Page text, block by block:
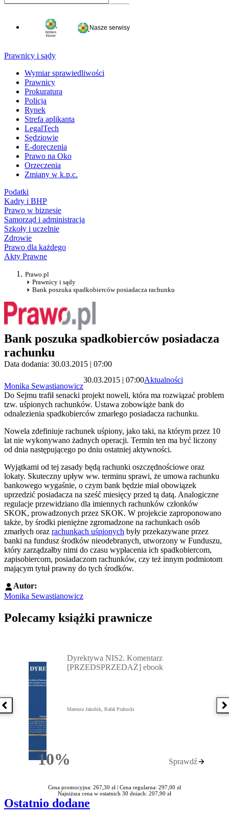
Nasze serwisy
Prawnicy i sądy
Wymiar sprawiedliwości
Prawnicy
Prokuratura
Policja
Rynek
Strefa aplikanta
LegalTech
Sędziowie
E-doręczenia
Prawo na Oko
Orzeczenia
Zmiany w k.p.c.
Podatki
Kadry i BHP
Prawo w biznesie
Samorząd i administracja
Szkoły i uczelnie
Zdrowie
Prawo dla każdego
Akty Prawne
Prawo.pl
Prawnicy i sądy
Bank poszuka spadkobierców posiadacza rachunku
Bank poszuka spadkobierców posiadacza
rachunku
Data dodania: 30.03.2015 | 07:00
Monika Sewastianowicz
30.03.2015 | 07:00Aktualności
Do Sejmu trafił senacki projekt noweli, która ma rozwiązać problem
tzw. uśpionych rachunków. Ustawa zobowiąże bank do
odnalezienia spadkobierców zmarłego posiadacza rachunku.
Nowela zdefiniuje rachunek uśpiony, jako taki, na którym przez 10
lat nie wykonywano żadnych operacji. Termin ten ma być liczony
od dnia następującego po dniu ostatniej aktywności.
Wyjątkami od tej zasady będą rachunki oszczędnościowe oraz
lokaty. Skuteczny upływ ww. terminu sprawi, że umowa rachunku
bankowego wygaśnie, o czym bank będzie miał obowiązek
uprzedzić posiadacza na sześć miesięcy przed tą datą. Analogiczne
regulacje przewidziano dla imiennych rachunków członków
SKOK, prowadzonych przez SKOK. W projekcie zaproponowano
także, by środki pieniężne zgromadzone na rachunkach osób
zmarłych oraz rachunkach uśpionych były przekazywane przez
banki na fundusz środków nieodebranych, utworzony w Funduszu,
który zarządzałby nimi do czasu wypłacenia ich spadkobiercom,
zapisobiercom, posiadaczom rachunków, czy też innym podmiotom
mającym tytuł prawny do tych środków.
Autor:
Monika Sewastianowicz
Polecamy książki prawnicze
Poprzednia książka
10%Rabatu
Dyrektywa NIS2. Komentarz
[PRZEDSPRZEDAŻ] ebook
Mateusz Jakubik, Rafał Prabucki
Sprawdź
Cena promocyjna: 267,30 zł | Cena regularna: 297,00 zł
Najniższa cena w ostatnich 30 dniach: 207,90 zł
Ostatnio dodane